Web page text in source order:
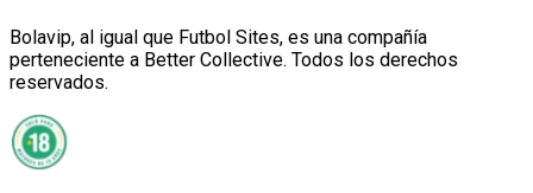
Bolavip, al igual que Futbol Sites, es una compañía
perteneciente a Better Collective. Todos los derechos
reservados.